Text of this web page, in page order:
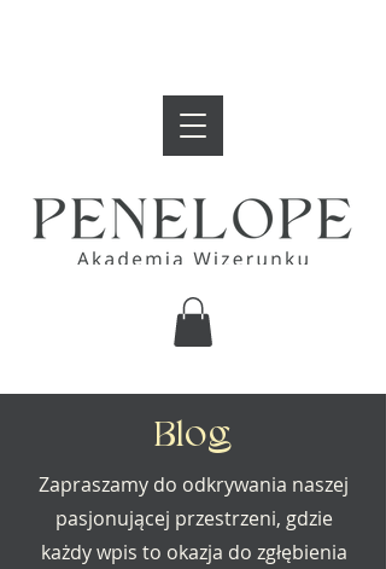
Blog
Zapraszamy do odkrywania naszej
pasjonującej przestrzeni, gdzie
każdy wpis to okazja do zgłębienia